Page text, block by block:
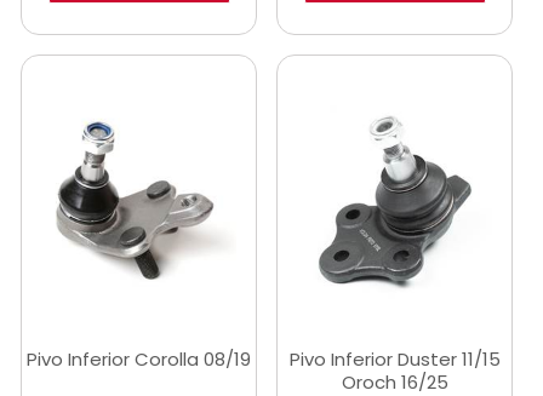
Pivo Inferior Corolla 08/19
Pivo Inferior Duster 11/15
Oroch 16/25